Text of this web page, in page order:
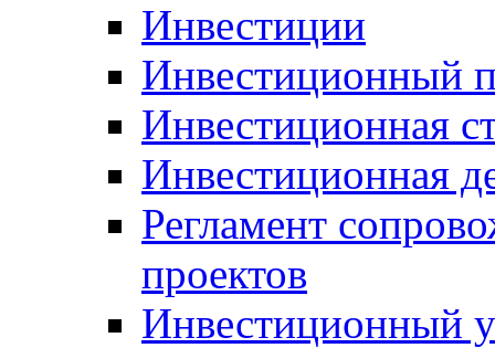
Инвестиции
Инвестиционный
Инвестиционная
Инвестиционная
Регламент
проектов
Инвестиционный